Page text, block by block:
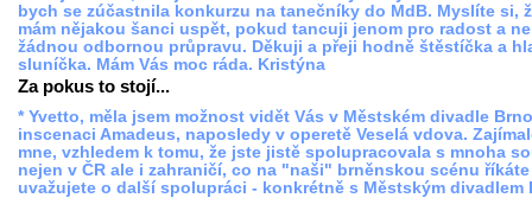
bych se zúčastnila konkurzu na tanečníky do MdB. Myslíte si,
mám nějakou šanci uspět, pokud tancuji jenom pro radost a
žádnou odbornou průpravu. Děkuji a přeji hodně štěstíčka a
sluníčka. Mám Vás moc ráda. Kristýna
Za pokus to stojí...
* Yvetto, měla jsem možnost vidět Vás v Městském divadle
inscenaci Amadeus, naposledy v operetě Veselá vdova.
mne, vzhledem k tomu, že jste jistě spolupracovala s mnoha
nejen v ČR ale i zahraničí, co na "naši" brněnskou scénu říkáte
uvažujete o další spolupráci - konkrétně s Městským divadlem